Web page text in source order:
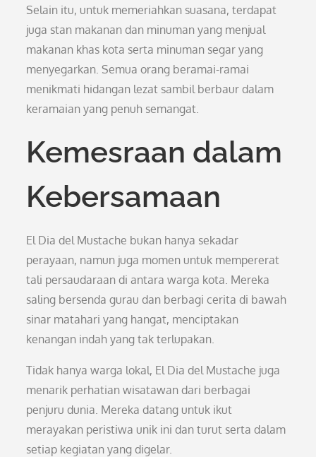
Selain itu, untuk memeriahkan suasana, terdapat
juga stan makanan dan minuman yang menjual
makanan khas kota serta minuman segar yang
menyegarkan. Semua orang beramai-ramai
menikmati hidangan lezat sambil berbaur dalam
keramaian yang penuh semangat.
Kemesraan dalam
Kebersamaan
El Dia del Mustache bukan hanya sekadar
perayaan, namun juga momen untuk mempererat
tali persaudaraan di antara warga kota. Mereka
saling bersenda gurau dan berbagi cerita di bawah
sinar matahari yang hangat, menciptakan
kenangan indah yang tak terlupakan.
Tidak hanya warga lokal, El Dia del Mustache juga
menarik perhatian wisatawan dari berbagai
penjuru dunia. Mereka datang untuk ikut
merayakan peristiwa unik ini dan turut serta dalam
setiap kegiatan yang digelar.